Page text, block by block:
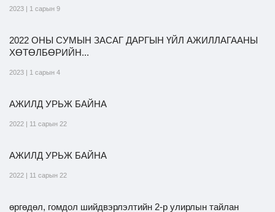
2023 | 1 сарын 9
2022 ОНЫ СУМЫН ЗАСАГ ДАРГЫН ҮЙЛ АЖИЛЛАГААНЫ
ХӨТӨЛБӨРИЙН...
2023 | 1 сарын 4
АЖИЛД УРЬЖ БАЙНА
2022 | 11 сарын 22
АЖИЛД УРЬЖ БАЙНА
2022 | 11 сарын 22
өргөдөл, гомдол шийдвэрлэлтийн 2-р улирлын тайлан